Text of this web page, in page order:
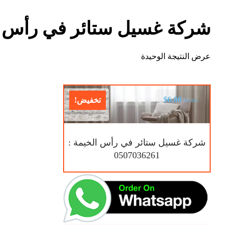
شركة غسيل ستائر في رأس
عرض النتيجة الوحيدة
تخفيض!
شركة غسيل ستائر في رأس الخيمة :
0507036261
$9.00
$6.00